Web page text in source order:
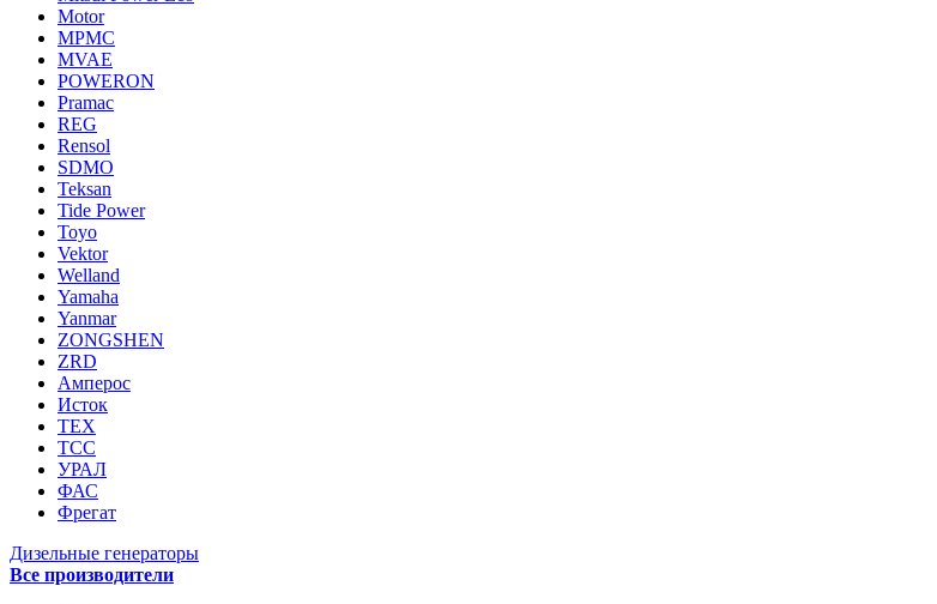
Motor
MPMC
MVAE
POWERON
Pramac
REG
Rensol
SDMO
Teksan
Tide Power
Toyo
Vektor
Welland
Yamaha
Yanmar
ZONGSHEN
ZRD
Амперос
Исток
ТЕХ
ТСС
УРАЛ
ФАС
Фрегат
Дизельные генераторы
Все производители